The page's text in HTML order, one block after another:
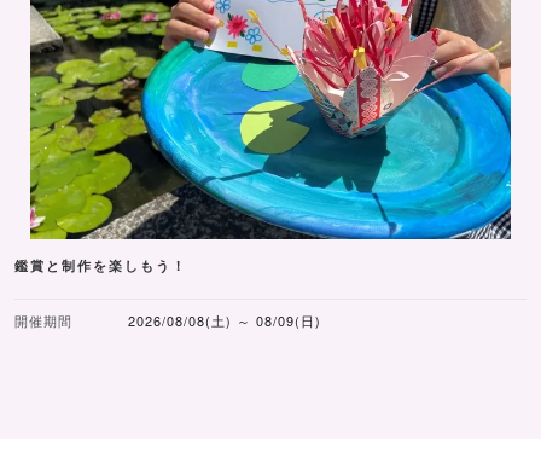
鑑賞と制作を楽しもう！
開催期間 2026/08/08(土) ～ 08/09(日)